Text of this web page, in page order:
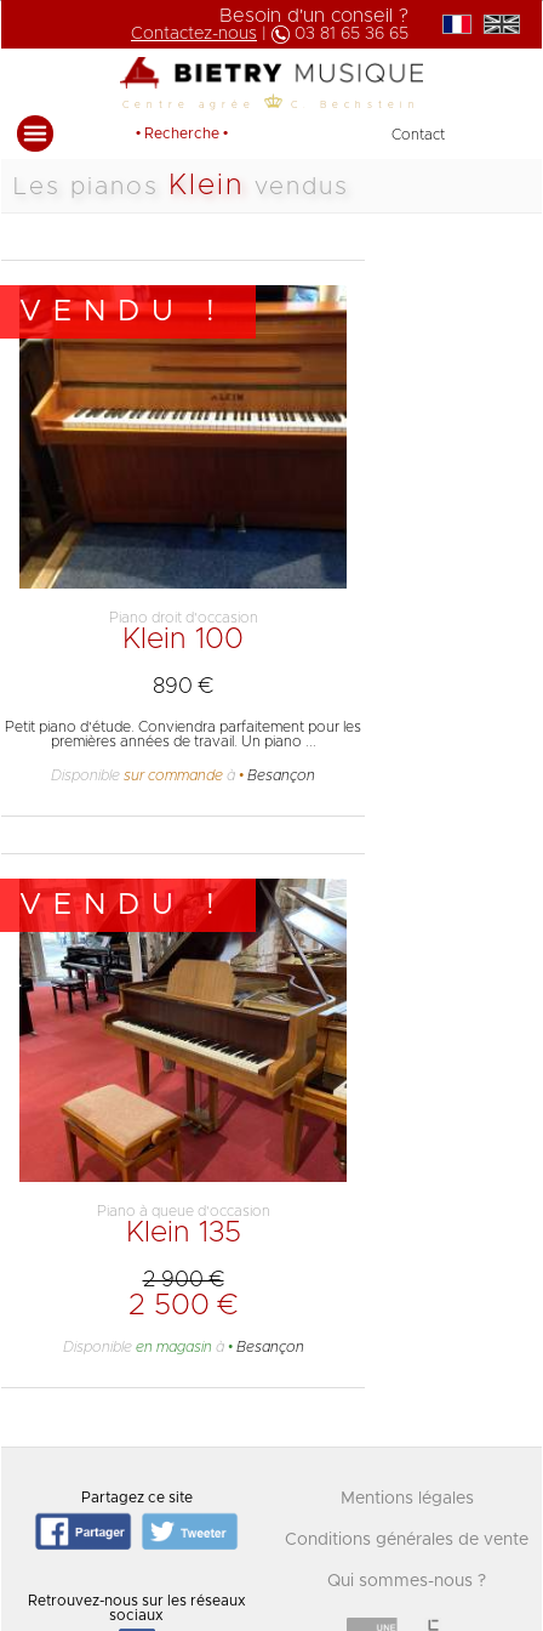
Besoin d'un conseil ?
Contactez-nous 03 81 65 36 65
Centre agrée C. Bechstein
• Recherche • Contact
Les pianos Klein vendus
VENDU !
Piano droit d'occasion
Klein 100
890 €
Petit piano d'étude. Conviendra parfaitement pour les
premières années de travail. Un piano ...
Disponible sur commande à Besançon
VENDU !
Piano à queue d'occasion
Klein 135
2 900 €
2 500 €
Disponible en magasin à Besançon
Partagez ce site
Retrouvez-nous sur les réseaux
sociaux
Mentions légales
Conditions générales de vente
Qui sommes-nous ?